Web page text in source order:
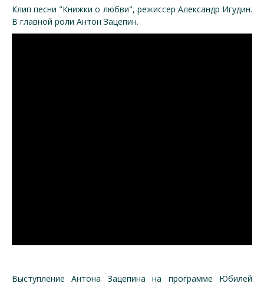
Клип песни "Книжки о любви", режиссер Александр Игудин.
В главной роли Антон Зацепин.
Выступление Антона Зацепина на программе Юбилей